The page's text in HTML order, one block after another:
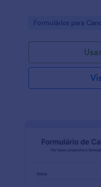
Go to Category:
Formulários para